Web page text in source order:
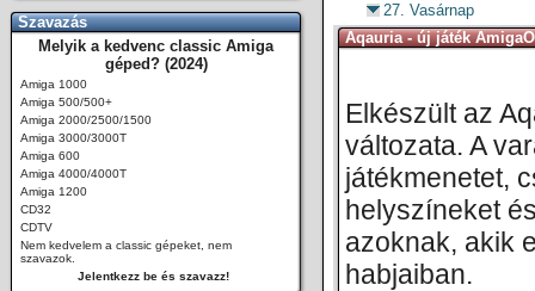
Szavazás
Melyik a kedvenc classic Amiga
géped? (2024)
Amiga 1000
Amiga 500/500+
Amiga 2000/2500/1500
Amiga 3000/3000T
Amiga 600
Amiga 4000/4000T
Amiga 1200
CD32
CDTV
Nem kedvelem a classic gépeket, nem
szavazok.
Jelentkezz be és szavazz!
27. Vasárnap
Aqauria - új játék
Elkészült az
változata. A
játékmenetet,
helyszíneket
azoknak, akik
habjaiban.